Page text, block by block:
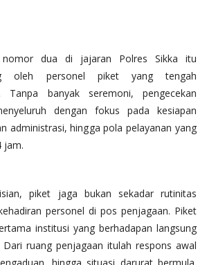
nomor dua di jajaran Polres Sikka itu
oleh personel piket yang tengah
Tanpa banyak seremoni, pengecekan
dengan fokus pada kesiapan
administrasi, hingga pola pelayanan yang
jam.
piket jaga bukan sekadar rutinitas
personel di pos penjagaan. Piket
institusi yang berhadapan langsung
ruang penjagaan itulah respons awal
hingga situasi darurat bermula.